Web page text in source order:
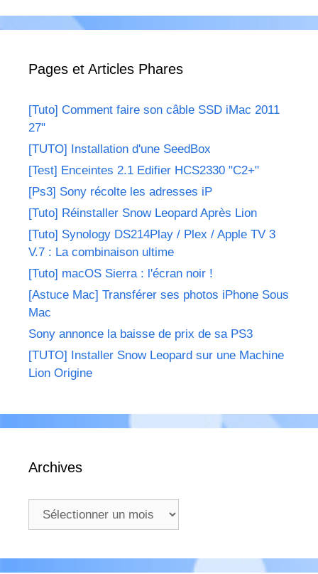
Pages et Articles Phares
[Tuto] Comment faire son câble SSD iMac 2011
27"
[TUTO] Installation d'une SeedBox
[Test] Enceintes 2.1 Edifier HCS2330 "C2+"
[Ps3] Sony récolte les adresses iP
[Tuto] Réinstaller Snow Leopard Après Lion
[Tuto] Synology DS214Play / Plex / Apple TV 3
V.7 : La combinaison ultime
[Tuto] macOS Sierra : l'écran noir !
[Astuce Mac] Transférer ses photos iPhone Sous
Mac
Sony annonce la baisse de prix de sa PS3
[TUTO] Installer Snow Leopard sur une Machine
Lion Origine
Archives
Archives